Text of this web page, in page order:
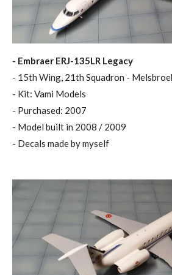
- Embraer ERJ-135LR Legacy
- 15th Wing, 21th Squadron -
- Kit: Vami Models
- Purchased: 2007
- Model built in 2008 / 2009
- Decals made by myself